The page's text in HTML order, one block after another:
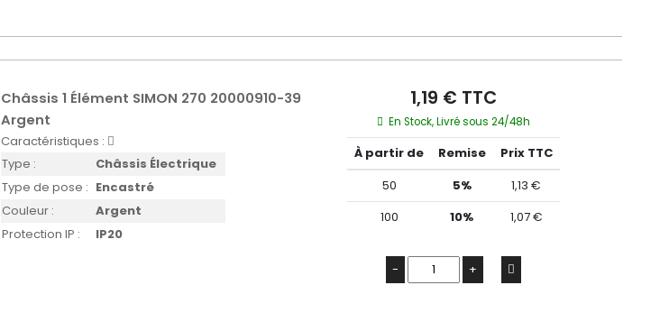
Châssis 1 Élément SIMON 270 20000910-39
Argent
Caractéristiques :
Type :
Châssis Électrique
Type de pose : Encastré
Couleur :
Argent
Protection IP :
IP20
1,19 € TTC
En Stock, Livré sous 24/48h
À partir de Remise
Prix TTC
50
5%
1,13 €
100
10% 1,07 €
- +